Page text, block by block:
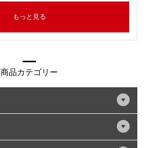
もっと見る
商品カテゴリー